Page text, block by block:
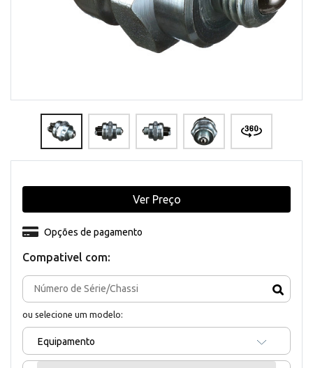
Compativel com:
ou selecione um modelo:
Equipamento
Opções de pagamento
Ver Preço